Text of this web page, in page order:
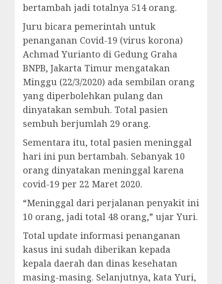
bertambah jadi totalnya 514 orang.
Juru bicara pemerintah untuk
penanganan Covid-19 (virus korona)
Achmad Yurianto di Gedung Graha
BNPB, Jakarta Timur mengatakan
Minggu (22/3/2020) ada sembilan orang
yang diperbolehkan pulang dan
dinyatakan sembuh. Total pasien
sembuh berjumlah 29 orang.
Sementara itu, total pasien meninggal
hari ini pun bertambah. Sebanyak 10
orang dinyatakan meninggal karena
covid-19 per 22 Maret 2020.
“Meninggal dari perjalanan penyakit ini
10 orang, jadi total 48 orang,” ujar Yuri.
Total update informasi penanganan
kasus ini sudah diberikan kepada
kepala daerah dan dinas kesehatan
masing-masing. Selanjutnya, kata Yuri,